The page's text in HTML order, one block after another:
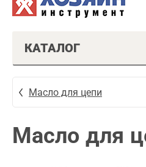
КАТАЛОГ
Масло для цепи
Масло для